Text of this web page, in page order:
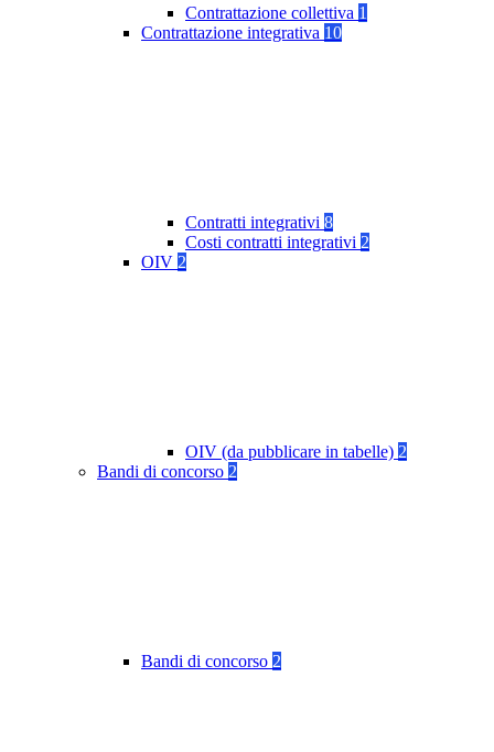
Contrattazione collettiva 1
Contrattazione integrativa 10
Contratti integrativi 8
Costi contratti integrativi 2
OIV 2
OIV (da pubblicare in tabelle) 2
Bandi di concorso 2
Bandi di concorso 2